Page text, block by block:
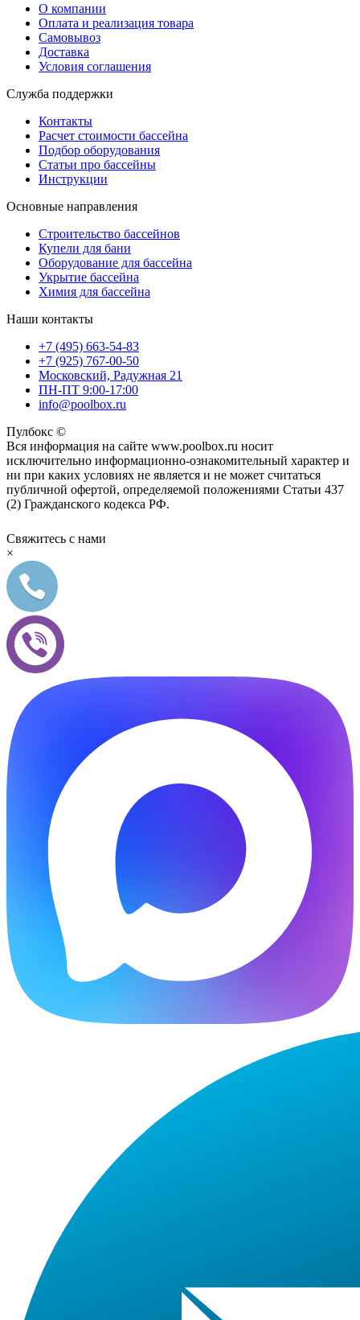
О компании
Оплата и реализация товара
Самовывоз
Доставка
Условия соглашения
Служба поддержки
Контакты
Расчет стоимости бассейна
Подбор оборудования
Статьи про бассейны
Инструкции
Основные направления
Строительство бассейнов
Купели для бани
Оборудование для бассейна
Укрытие бассейна
Химия для бассейна
Наши контакты
+7 (495) 663-54-83
+7 (925) 767-00-50
Московский, Радужная 21
ПН-ПТ 9:00-17:00
info@poolbox.ru
Пулбокс ©
Вся информация на сайте www.poolbox.ru носит
исключительно информационно-ознакомительный характер и
ни при каких условиях не является и не может считаться
публичной офертой, определяемой положениями Статьи 437
(2) Гражданского кодекса РФ.
Свяжитесь с нами
×